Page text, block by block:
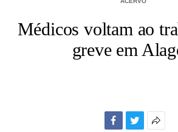
Médicos voltam ao
greve em